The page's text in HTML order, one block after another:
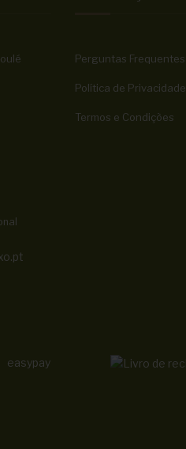
Perguntas Frequentes
Política de Privacidade
Termos e Condições